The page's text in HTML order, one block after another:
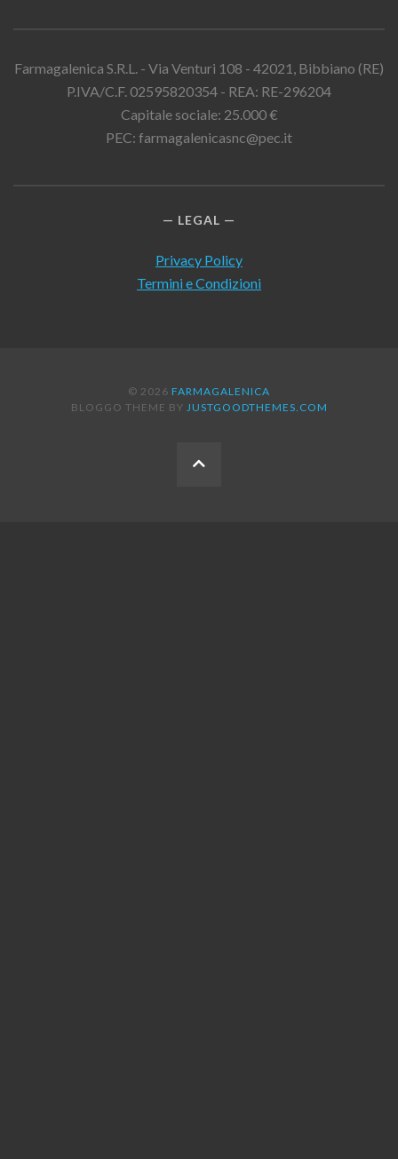
Farmagalenica S.R.L. - Via Venturi 108 - 42021, Bibbiano (RE)
P.IVA/C.F. 02595820354 - REA: RE-296204
Capitale sociale: 25.000 €
PEC: farmagalenicasnc@pec.it
LEGAL
Privacy Policy
Termini e Condizioni
© 2026 FARMAGALENICA
BLOGGO THEME BY JUSTGOODTHEMES.COM
BACK